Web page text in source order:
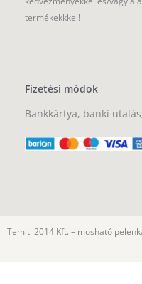
termékekkkel!
Fizetési módok
Bankkártya, banki
Temiti 2014 Kft. – mosható